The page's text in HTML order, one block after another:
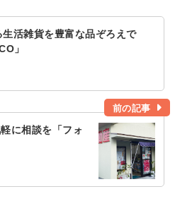
活雑貨を豊富な品ぞろえで
」
前の記事
に相談を「フォ